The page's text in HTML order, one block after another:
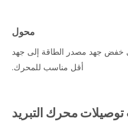
محول
خفض جهد مصدر الطاقة إلى جهد
أقل مناسب للمحرك.
محرك التبريد